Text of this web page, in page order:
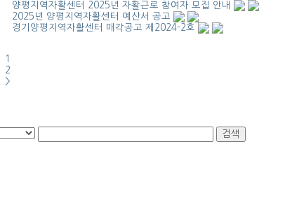
양평지역자활센터 2025년 자활근로 참여자 모집 안내
2025년 양평지역자활센터 예산서 공고
경기양평지역자활센터 매각공고 제2024-2호
1
2
>